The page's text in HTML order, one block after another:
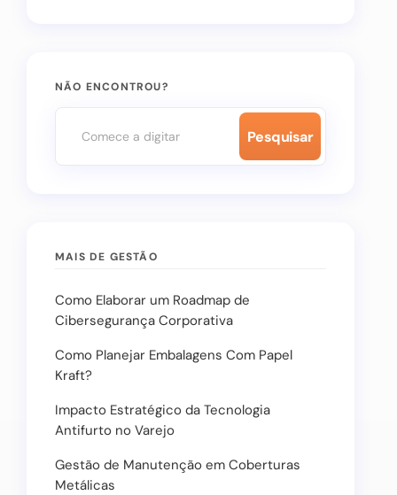
NÃO ENCONTROU?
Pesquisar
MAIS DE GESTÃO
Como Elaborar um Roadmap de
Cibersegurança Corporativa
Como Planejar Embalagens Com Papel
Kraft?
Impacto Estratégico da Tecnologia
Antifurto no Varejo
Gestão de Manutenção em Coberturas
Metálicas